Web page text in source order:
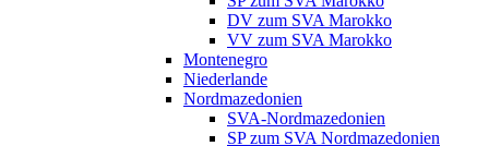
DV zum SVA Marokko
VV zum SVA Marokko
Montenegro
Niederlande
Nordmazedonien
SVA-Nordmazedonien
SP zum SVA Nordmazedonien